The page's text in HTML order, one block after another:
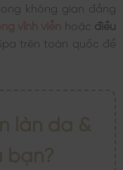
không gian đẳng
hoặc điều
trên toàn quốc để